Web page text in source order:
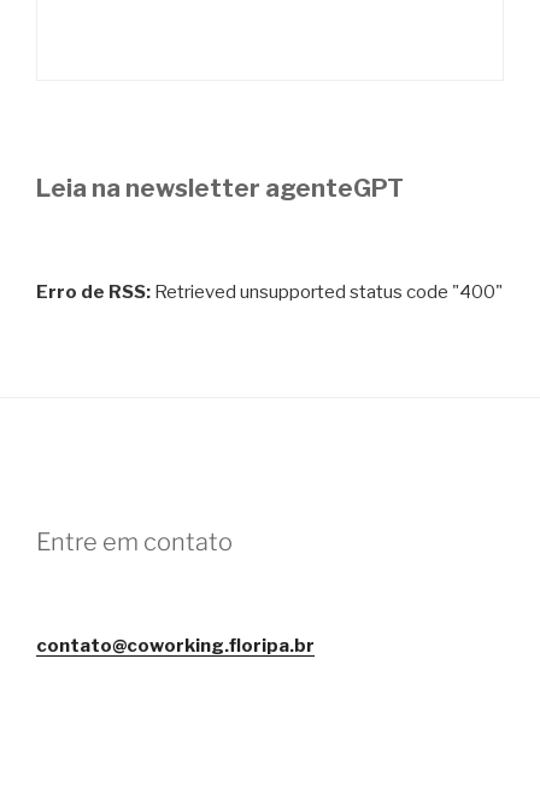
Leia na newsletter agenteGPT
Erro de RSS: Retrieved unsupported status code "400"
Entre em contato
contato@coworking.floripa.br